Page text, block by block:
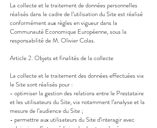
La collecte et le traitement de données personnelles
réalisés dans le cadre de l’utilisation du Site est réalisé
conformément aux règles en vigueur dans la
Communauté Economique Européenne, sous la
responsabilité de M. Olivier Colas.
Article 2. Objets et finalités de la collecte
La collecte et le traitement des données effectuées via
le Site sont réalisés pour :
- optimiser la gestion des relations entre le Prestataire
et les utilisateurs du Site, via notamment l’analyse et la
mesure de l’audience du Site ;
- permettre aux utilisateurs du Site d’interagir avec